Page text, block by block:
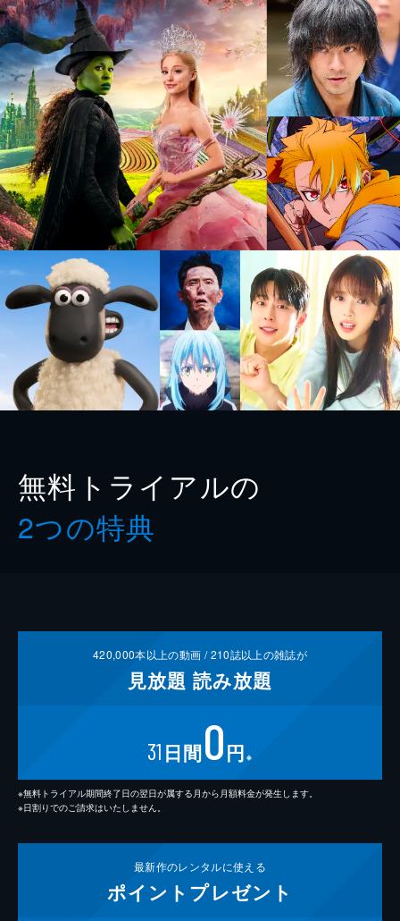
無料トライアルの
2つの特典
420,000本以上の動画 /210誌以上の雑誌が
見放題 読み放題
31 日間0円 ※
※無料トライアル期間終了日の翌日が属する月から月額料金が発生します。
※日割りでのご請求はいたしません。
最新作のレンタルに使える
ポイント プレゼント